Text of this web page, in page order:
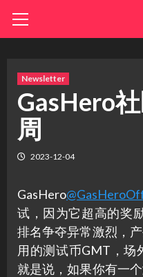
Menu
Newsletter
GasHero
周
2023-12-04
GasHero
试，因为它超高的奖
排名争夺异常激烈，
用的测试币GMT，场
就是说，如果你有一